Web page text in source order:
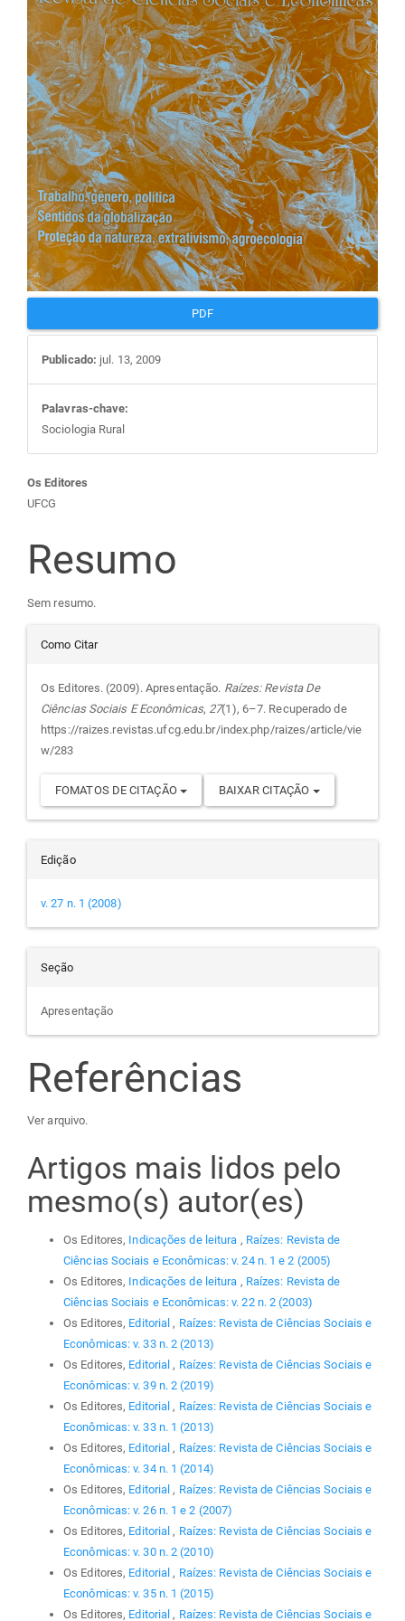
artigos
PDF
Publicado: jul. 13, 2009
Palavras-chave:
Sociologia Rural
Conteúdo
do
artigo
principal
Os Editores
UFCG
Resumo
Sem resumo.
Detalhes
do
artigo
Como Citar
Os Editores. (2009). Apresentação. Raízes: Revista De
Ciências Sociais E Econômicas, 27(1), 6–7. Recuperado de
https://raizes.revistas.ufcg.edu.br/index.php/raizes/article/vie
w/283
FOMATOS DE CITAÇÃO BAIXAR CITAÇÃO
Edição
v. 27 n. 1 (2008)
Seção
Apresentação
Referências
Ver arquivo.
Artigos mais lidos pelo
mesmo(s) autor(es)
Os Editores, Indicações de leitura , Raízes: Revista de
Ciências Sociais e Econômicas: v. 24 n. 1 e 2 (2005)
Os Editores, Indicações de leitura , Raízes: Revista de
Ciências Sociais e Econômicas: v. 22 n. 2 (2003)
Os Editores, Editorial , Raízes: Revista de Ciências Sociais e
Econômicas: v. 33 n. 2 (2013)
Os Editores, Editorial , Raízes: Revista de Ciências Sociais e
Econômicas: v. 39 n. 2 (2019)
Os Editores, Editorial , Raízes: Revista de Ciências Sociais e
Econômicas: v. 33 n. 1 (2013)
Os Editores, Editorial , Raízes: Revista de Ciências Sociais e
Econômicas: v. 34 n. 1 (2014)
Os Editores, Editorial , Raízes: Revista de Ciências Sociais e
Econômicas: v. 26 n. 1 e 2 (2007)
Os Editores, Editorial , Raízes: Revista de Ciências Sociais e
Econômicas: v. 30 n. 2 (2010)
Os Editores, Editorial , Raízes: Revista de Ciências Sociais e
Econômicas: v. 35 n. 1 (2015)
Os Editores, Editorial , Raízes: Revista de Ciências Sociais e